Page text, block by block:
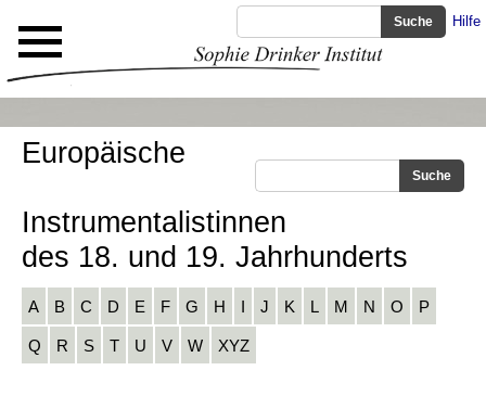
Hilfe
Europäische
Instrumentalistinnen
des 18. und 19. Jahrhunderts
A B C D E F G H I J K L M N O P
Q R S T U V W XYZ